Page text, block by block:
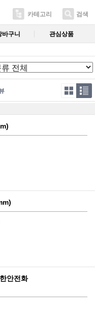
카테고리 검색
바구니 관심상품
안전화